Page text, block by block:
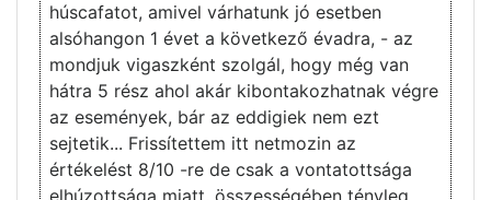
húscafatot, amivel várhatunk jó esetben
alsóhangon 1 évet a következő évadra, - az
mondjuk vigaszként szolgál, hogy még van
hátra 5 rész ahol akár kibontakozhatnak végre
az események, bár az eddigiek nem ezt
sejtetik... Frissítettem itt netmozin az
értékelést 8/10 -re de csak a vontatottsága